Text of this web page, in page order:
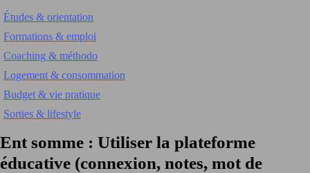
Études & orientation
Formations & emploi
Coaching & méthodo
Logement & consommation
Budget & vie pratique
Sorties & lifestyle
Ent somme : Utiliser la plateforme
éducative (connexion, notes, mot de